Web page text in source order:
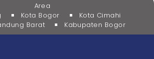
Area
Kota Bogor
Kota Cimahi
Barat
Kabupaten Bogor